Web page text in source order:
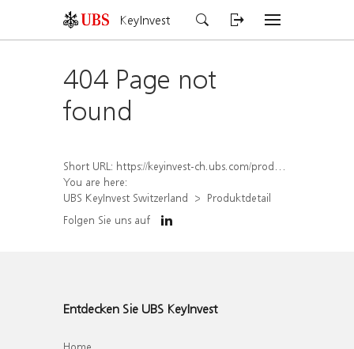
KeyInvest
404 Page not
found
Short URL: https://keyinvest-ch.ubs.com/produkt/detail/index/isin/CH1570524087
You are here:
UBS KeyInvest Switzerland
Produktdetail
Folgen Sie uns auf
Entdecken Sie UBS KeyInvest